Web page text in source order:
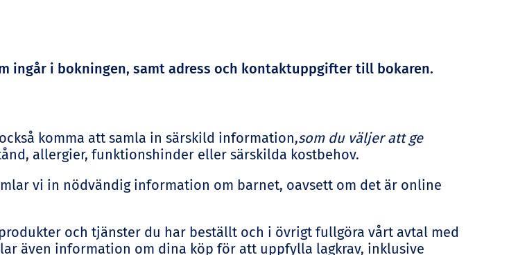
ingår i bokningen, samt adress och kontaktuppgifter till bokaren.
komma att samla in särskild information,som du väljer att ge
allergier, funktionshinder eller särskilda kostbehov.
vi in nödvändig information om barnet, oavsett om det är online
och tjänster du har beställt och i övrigt fullgöra vårt avtal med
även information om dina köp för att uppfylla lagkrav, inklusive